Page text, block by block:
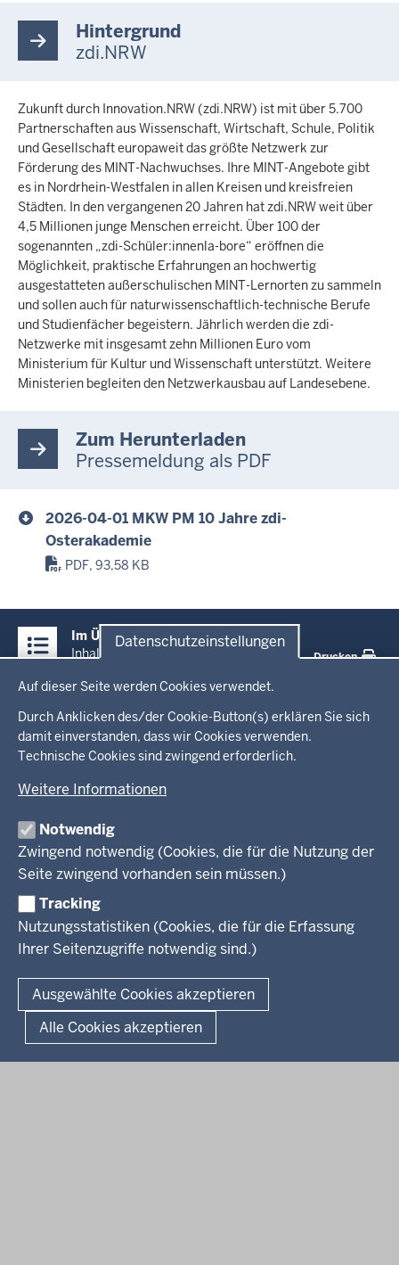
Datenschutzeinstellungen
Auf dieser Seite werden Cookies verwendet.
Durch Anklicken des/der Cookie-Button(s) erklären Sie sich
damit einverstanden, dass wir Cookies verwenden.
Technische Cookies sind zwingend erforderlich.
Weitere Informationen
Notwendig
Zwingend notwendig (Cookies, die für die Nutzung der
Seite zwingend vorhanden sein müssen.)
Tracking
Nutzungsstatistiken (Cookies, die für die Erfassung
Ihrer Seitenzugriffe notwendig sind.)
Ausgewählte Cookies akzeptieren
Alle Cookies akzeptieren
Hintergrund
zdi.NRW
Zukunft durch Innovation.NRW (zdi.NRW) ist mit über 5.700
Partnerschaften aus Wissenschaft, Wirtschaft, Schule, Politik
und Gesellschaft europaweit das größte Netzwerk zur
Förderung des MINT-Nachwuchses. Ihre MINT-Angebote gibt
es in Nordrhein-Westfalen in allen Kreisen und kreisfreien
Städten. In den vergangenen 20 Jahren hat zdi.NRW weit über
4,5 Millionen junge Menschen erreicht. Über 100 der
sogenannten „zdi-Schüler:innenla-bore“ eröffnen die
Möglichkeit, praktische Erfahrungen an hochwertig
ausgestatteten außerschulischen MINT-Lernorten zu sammeln
und sollen auch für naturwissenschaftlich-technische Berufe
und Studienfächer begeistern. Jährlich werden die zdi-
Netzwerke mit insgesamt zehn Millionen Euro vom
Ministerium für Kultur und Wissenschaft unterstützt. Weitere
Ministerien begleiten den Netzwerkausbau auf Landesebene.
Zum Herunterladen
Pressemeldung als PDF
2026-04-01 MKW PM 10 Jahre zdi-
Osterakademie
PDF, 93,58 KB
Inhalte
Im Überblick
Inhalt
Drucken
Menü
in
der
Fußzeile
Startseite
Ministerium
Leitung des Hauses
Organisation
Arbeitgeber Ministerium
Rechtsgrundlagen
Kultur
Wissenschaft, Forschung, Lehre und Studium
Presse
Service
Kontakt
Fußzeile
Datenschutz Erklärung zur Barrierefreiheit